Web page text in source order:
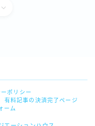
ポリシー
有料記事の決済完了ページ
ーム